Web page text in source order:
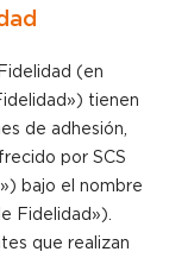
(en
tienen
de adhesión,
por SCS
bajo el nombre
Fidelidad»).
que realizan